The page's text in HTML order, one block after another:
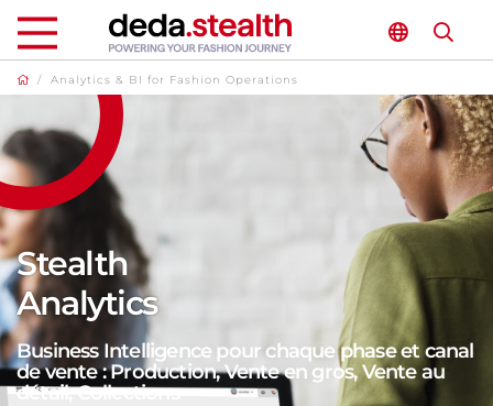
/ Analytics & BI for Fashion Operations
Stealth
Analytics
Business Intelligence pour chaque phase et canal
de vente : Production, Vente en gros, Vente au
détail, Collections